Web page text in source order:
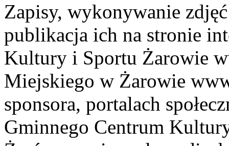
Zapisy, wykonywanie
publikacja ich na stronie
Kultury i Sportu Żarowie
Miejskiego w Żarowie
sponsora, portalach
Gminnego Centrum